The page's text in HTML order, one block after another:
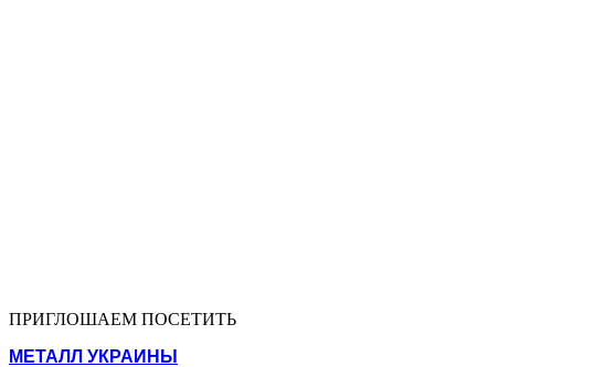
ПРИГЛОШАЕМ ПОСЕТИТЬ
МЕТАЛЛ УКРАИНЫ